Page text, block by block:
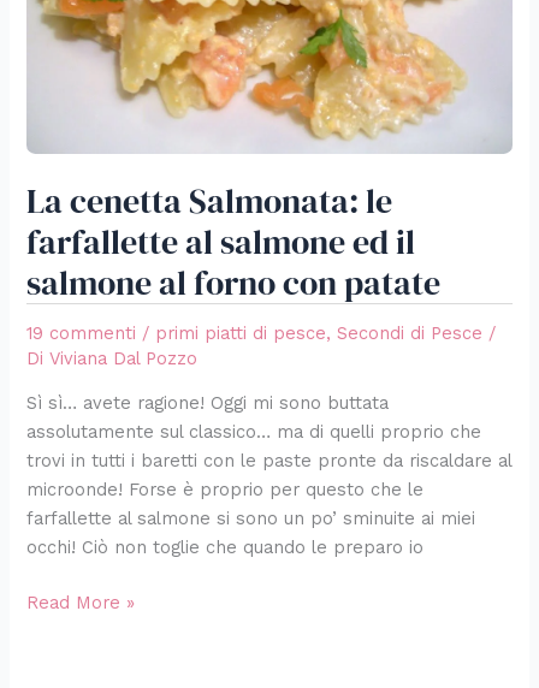
La cenetta Salmonata: le
farfallette al salmone ed il
salmone al forno con patate
19 commenti / primi piatti di pesce,Secondi di Pesce /
DiViviana Dal Pozzo
Sì sì… avete ragione! Oggi mi sono buttata
assolutamente sul classico… ma di quelli proprio che
trovi in tutti i baretti con le paste pronte da riscaldare al
microonde! Forse è proprio per questo che le
farfallette al salmone si sono un po’ sminuite ai miei
occhi! Ciò non toglie che quando le preparo io
ed
con
patate
Read More »